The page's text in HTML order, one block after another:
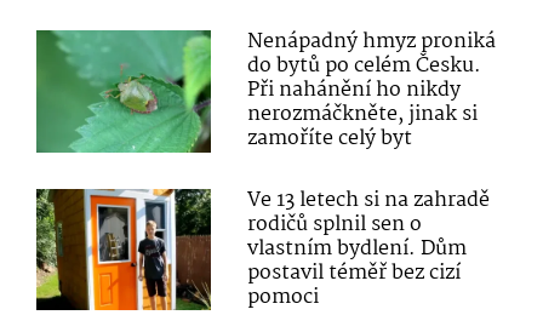
Nenápadný hmyz proniká
do bytů po celém Česku.
Při nahánění ho nikdy
nerozmáčkněte, jinak si
zamoříte celý byt
Ve 13 letech si na zahradě
rodičů splnil sen o
vlastním bydlení. Dům
postavil téměř bez cizí
pomoci